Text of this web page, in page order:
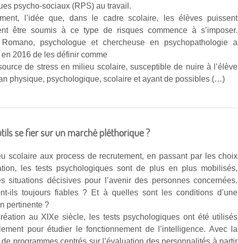
psycho-sociaux (RPS) au travail.
l’idée que, dans le cadre scolaire, les élèves puissent
être soumis à ce type de risques commence à s’imposer.
psychologue et chercheuse en psychopathologie a
2016 de les définir comme
de stress en milieu scolaire, susceptible de nuire à l’élève
physique, psychologique, scolaire et ayant de possibles (…)
se fier sur un marché pléthorique ?
scolaire aux process de recrutement, en passant par les choix
les tests psychologiques sont de plus en plus mobilisés,
situations décisives pour l’avenir des personnes concernées.
ils toujours fiables ? Et à quelles sont les conditions d’une
pertinente ?
au XIXe siècle, les tests psychologiques ont été utilisés
pour étudier le fonctionnement de l’intelligence. Avec la
programmes centrés sur l’évaluation des personnalités à partir